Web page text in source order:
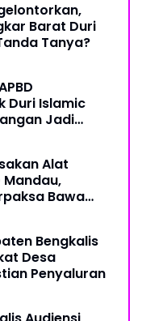
Barat Duri
Tanya?
Duri Islamic
Jadi
Alat
Mandau,
Bawa
Bengkalis
Desa
Penyaluran